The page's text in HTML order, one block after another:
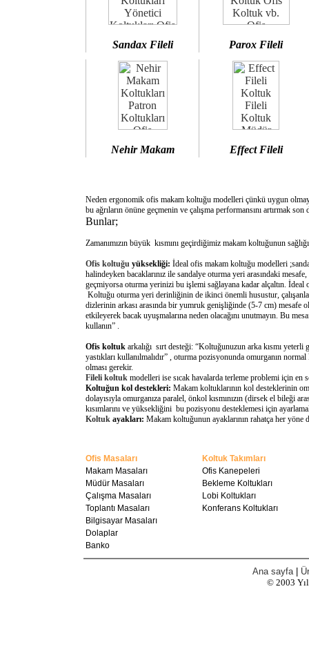
Sandax Fileli Parox Fileli
Nehir Makam Effect Fileli
Neden ergonomik ofis makam koltuğu modelleri çünkü uygun
bu ağrıların önüne geçmenin ve çalışma performansını artırmak
Bunlar;
Zamanımızın büyük kısmını geçirdiğimiz makam koltuğunun
Ofis koltuğu yüksekliği: İdeal ofis makam koltuğu modelleri
halindeyken bacaklarınız ile sandalye oturma yeri arasındaki
geçmiyorsa oturma yerinizi bu işlemi sağlayana kadar alçaltın.
Koltuğu oturma yeri derinliğinin de ikinci önemli husustur,
dizlerinin arkası arasında bir yumruk genişliğinde (5-7 cm) mesafe
etkileyerek bacak uyuşmalarına neden olacağını unutmayın. Bu
kullanın” .
Ofis koltuk arkalığı sırt desteği: “Koltuğunuzun arka kısmı
yastıkları kullanılmalıdır” , oturma pozisyonunda omurganın
olması gerekir.
Fileli koltuk modelleri ise sıcak havalarda terleme problemi için
Koltuğun kol destekleri: Makam koltuklarının kol desteklerinin
dolayısıyla omurganıza paralel, önkol kısmınızın (dirsek el bileği
kısımlarını ve yüksekliğini bu pozisyonu desteklemesi için
Koltuk ayakları: Makam koltuğunun ayaklarının rahatça her
Ofis Masaları
Koltuk Takımları
Makam Masaları
Ofis Kanepeleri
Müdür Masaları
Bekleme Koltukları
Çalışma Masaları
Lobi Koltukları
Toplantı Masaları
Konferans Koltukları
Bilgisayar Masaları
Dolaplar
Banko
Ana sayfa
© 2003